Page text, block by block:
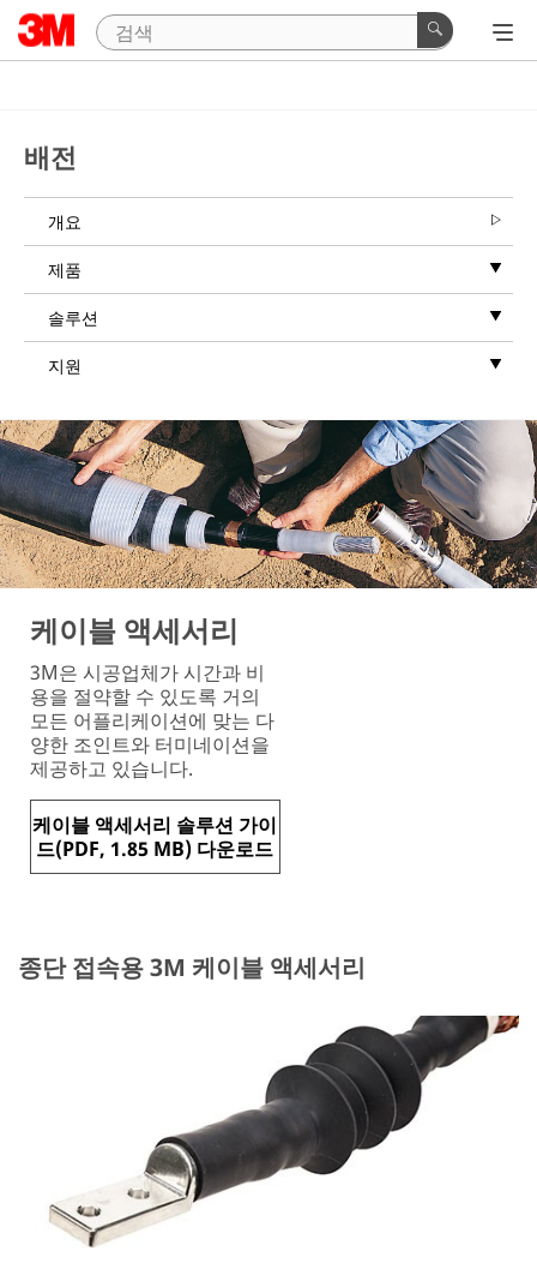
배전
개요
제품
솔루션
지원
케이블 액세서리
3M은 시공업체가 시간과 비
용을 절약할 수 있도록 거의
모든 어플리케이션에 맞는 다
양한 조인트와 터미네이션을
제공하고 있습니다.
케이블 액세서리 솔루션 가이
드(PDF, 1.85 MB) 다운로드
종단 접속용 3M 케이블 액세서리